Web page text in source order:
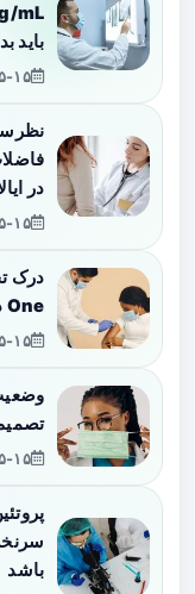
باید
در
One درباره محتوا، داوری و پیامدهای روانی
باشد